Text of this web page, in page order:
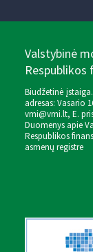
Valstybinė
Biudžetinė
adresas: Vasario
vmi@vmi.lt, E.
Duomenys apie
Respublikos
asmenų registre